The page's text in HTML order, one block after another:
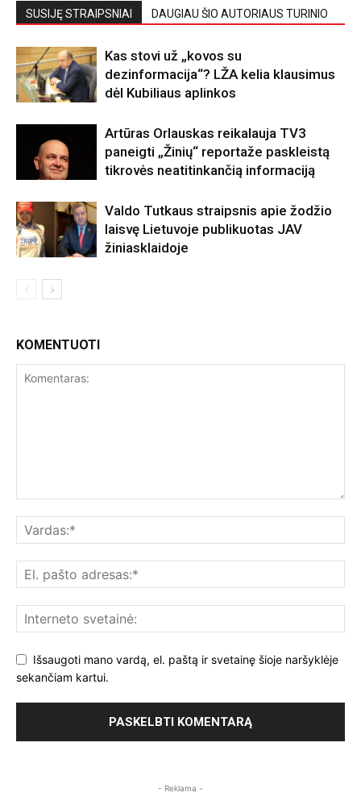
SUSIJĘ STRAIPSNIAI DAUGIAU ŠIO AUTORIAUS TURINIO
Kas stovi už „kovos su
dezinformacija“? LŽA kelia klausimus
dėl Kubiliaus aplinkos
Artūras Orlauskas reikalauja TV3
paneigti „Žinių“ reportaže paskleistą
tikrovės neatitinkančią informaciją
Valdo Tutkaus straipsnis apie žodžio
laisvę Lietuvoje publikuotas JAV
žiniasklaidoje
KOMENTUOTI
Išsaugoti mano vardą, el. paštą ir svetainę šioje naršyklėje
sekančiam kartui.
- Reklama -